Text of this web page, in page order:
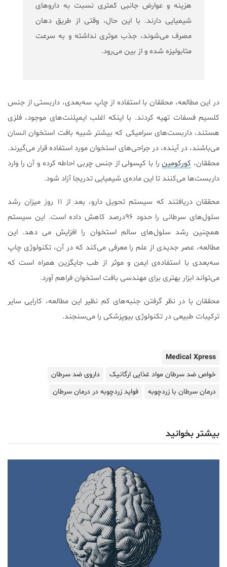
هزینه و عوارض جانبی کمتری نسبت به داروهای
شیمیایی دارند. با این حال، وقتی از طریق دهان
مصرف می‌شوند، جذب موثری نداشته و به سرعت
متابولیزه شده و از بین می‌رود.
در این مطالعه، محققان با استفاده از چاپ سه‌بعدی، داربستی از جنس
کلسیم فسفات تهیه کردند. با اینکه اغلب ایمپلنت‌های موجود، فلزی
هستند، داربست‌های سرامیکی که بیشتر شبیه بافت استخوان انسان
می‌باشند، در آینده، در جراحی‌های استخوان مورد استفاده قرار می‌گیرند.
محققان، کورکومینرا با کپسولی از جنس چربی احاطه کرده و آن را وارد
داربست‌ها می‌کنند تا این ماده‌ی شیمیایی تدریجا آزاد شود.
محققان دریافتند که سیستم تحویل دارو، بعد از ۱۱ روز میزان رشد
سلول‌های سرطانی را حدود ۹۶درصد کاهش داده است. این سیستم
همچنین رشد سلول‌های سالم استخوان را افزایش می دهد. این
مطالعه، عصر جدیدی از علم را معرفی می‌کند که در آن، تکنولوژی چاپ
سه‌بعدی با استفاده‌ی ایمن و موثر از طب جایگزین همراه است که
می‌تواند ابزار بهتری برای مهندسی بافت استخوان فراهم آورد.
محققان با در نظر گرفتن جنبه‌های کم نظیر این مطالعه، کارایی سایر
ترکیبات طبیعی در تکنولوژی بیوپزشکی را می‌سنجند.
Medical Xpress
خواص ضد سرطان مواد غذایی ارگانیک
داروی ضد سرطان
درمان سرطان با زردچوبه
فواید زردچوبه در درمان سرطان
بیشتر بخوانید